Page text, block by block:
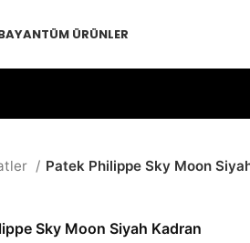
TÜM ÜRÜNLER
Patek Philippe Sky Moon
Sky Moon Siyah Kadran